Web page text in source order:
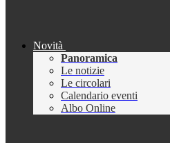
Novità
Panoramica
Le notizie
Le circolari
Calendario eventi
Albo Online